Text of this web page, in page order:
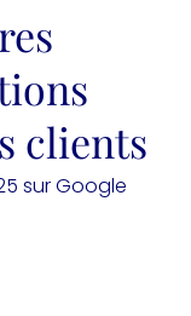
clients
sur Google